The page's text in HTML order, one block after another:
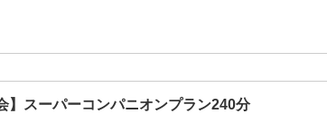
】スーパーコンパニオンプラン240分